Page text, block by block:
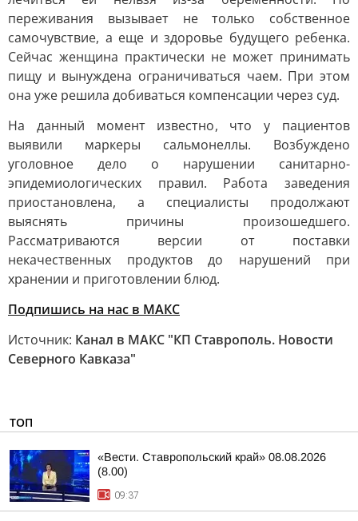
переживания вызывает не только собственное
самочувствие, а еще и здоровье будущего ребенка.
Сейчас женщина практически не может принимать
пищу и вынуждена ограничиваться чаем. При этом
она уже решила добиваться компенсации через суд.
На данный момент известно, что у пациентов
выявили маркеры сальмонеллы. Возбуждено
уголовное дело о нарушении санитарно-
эпидемиологических правил. Работа заведения
приостановлена, а специалисты продолжают
выяснять причины произошедшего.
Рассматриваются версии от поставки
некачественных продуктов до нарушений при
хранении и приготовлении блюд.
Подпишись на нас в МАКС
Источник: Канал в МАКС "КП Ставрополь. Новости
Северного Кавказа"
ТОП
«Вести. Ставропольский край» 08.08.2026
(8.00)
09:37